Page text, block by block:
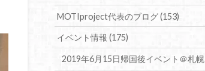
MOTIproject代表のブログ(153)
イベント情報(175)
2019年6月15日帰国後イベント＠札幌